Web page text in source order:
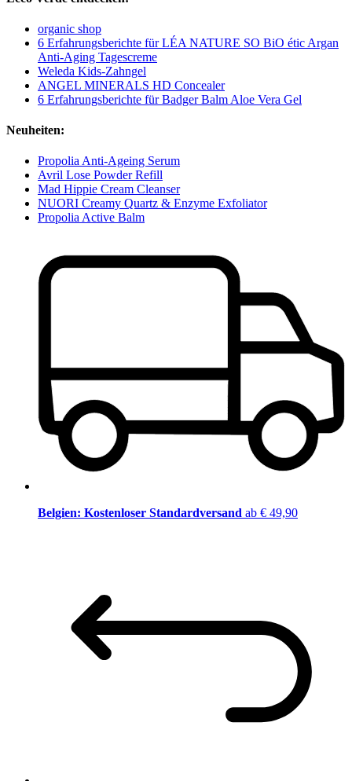
organic shop
6 Erfahrungsberichte für LÉA NATURE SO BiO étic Argan
Anti-Aging Tagescreme
Weleda Kids-Zahngel
ANGEL MINERALS HD Concealer
6 Erfahrungsberichte für Badger Balm Aloe Vera Gel
Neuheiten:
Propolia Anti-Ageing Serum
Avril Lose Powder Refill
Mad Hippie Cream Cleanser
NUORI Creamy Quartz & Enzyme Exfoliator
Propolia Active Balm
Belgien: Kostenloser Standardversand ab € 49,90